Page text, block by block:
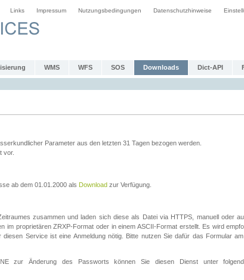
Links Impressum Nutzungsbedingungen Datenschutzhinweise
WMS WFS SOS Downloads Dict-API
Parameter aus den letzten 31 Tagen bezogen werden.
vor.
ab dem 01.01.2000 als Download zur Verfügung.
zusammen und laden sich diese als Datei via HTTPS, manuell oder
proprietären ZRXP-Format oder in einem ASCII-Format erstellt. Es wird
Service ist eine Anmeldung nötig. Bitte nutzen Sie dafür das Formular
zur Änderung des Passworts können Sie diesen Dienst unter